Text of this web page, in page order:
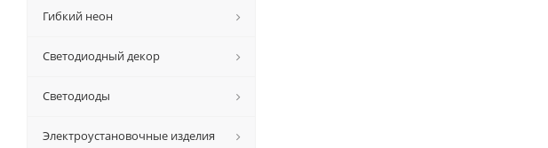
Гибкий неон
Светодиодный декор
Светодиоды
Электроустановочные изделия